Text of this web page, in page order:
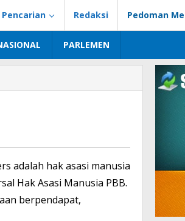
Pencarian Redaksi Pedoman
PARLEMEN
adalah hak asasi manusia
Hak Asasi Manusia PBB.
berpendapat,